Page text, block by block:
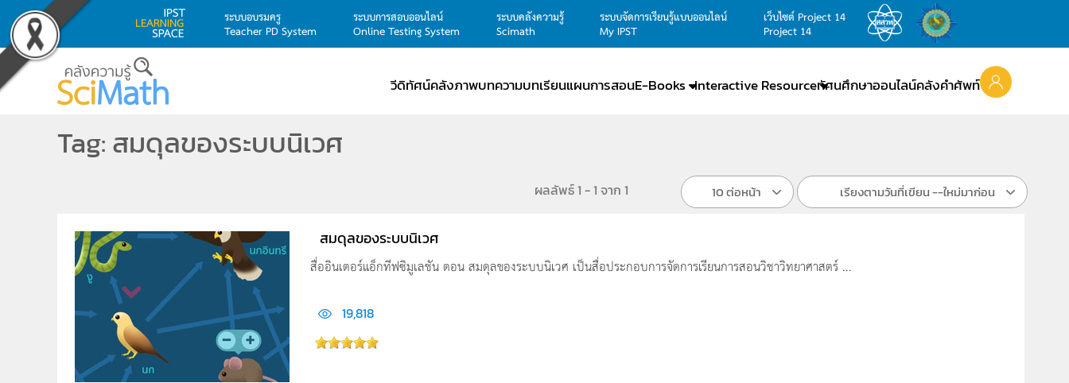
Skip to main content
ระบบอบรมครู
Teacher PD System
ระบบการสอบออนไลน์
Online Testing System
ระบบคลังความรู้
Scimath
ระบบจัดการเรียนรู้แบบออนไลน์
My IPST
เว็บไซต์ Project 14
Project 14
วีดิทัศน์คลังภาพบทความบทเรียนแผนการสอนE-Books Interactive Resourceทัศนศึกษาออนไลน์คลังคำศัพท์
Tag: สมดุลของระบบนิเวศ
ผลลัพธ์ 1 - 1 จาก 1 10 ต่อหน้า เรียงตามวันที่เขียน --ใหม่มาก่อน
สมดุลของระบบนิเวศ
สื่ออินเตอร์แอ็กทีฟซิมูเลชัน ตอน สมดุลของระบบนิเวศ เป็นสื่อประกอบการจัดการเรียนการสอนวิชาวิทยาศาสตร์ ...
19,818